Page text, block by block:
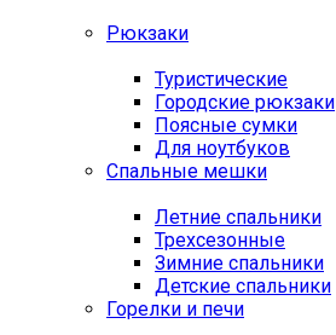
Рюкзаки
Туристические
Городские рюкзаки
Поясные сумки
Для ноутбуков
Спальные мешки
Летние спальники
Трехсезонные
Зимние спальники
Детские спальники
Горелки и печи